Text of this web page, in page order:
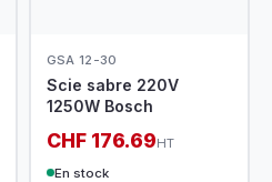
GSA 12-30
Scie sabre 220V
1250W Bosch
CHF 176.69HT
En stock